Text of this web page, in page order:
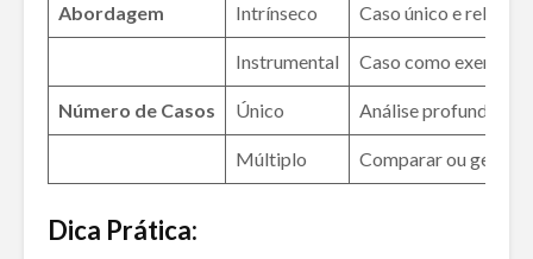
Abordagem Intrínseco Caso único e
Instrumental Caso como exemplo
Número de Casos Único Análise profunda
Múltiplo Comparar ou
Dica Prática: